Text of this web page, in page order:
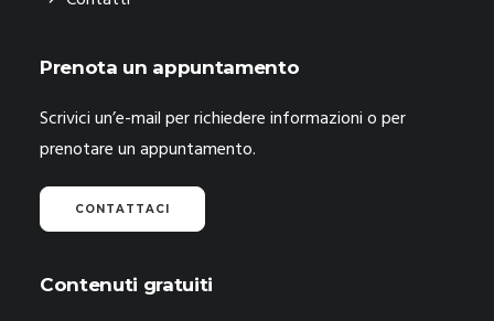
Prenota un appuntamento
Scrivici un’e-mail per richiedere informazioni o per
prenotare un appuntamento.
CONTATTACI
Contenuti gratuiti